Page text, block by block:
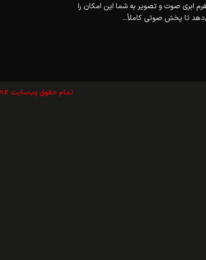
ابری صوت و تصویر به شما این امکان را
تا پخش صوتی کاملاً...
تمام حقوق وب‌سايت Muvi.ir برای